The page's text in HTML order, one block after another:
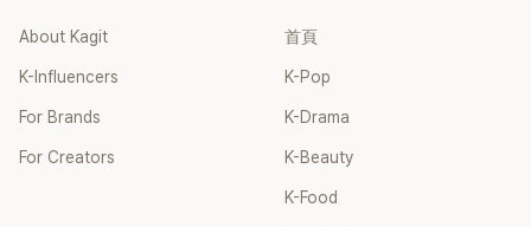
About Kagit
K-Influencers
For Brands
For Creators
首頁
K-Pop
K-Drama
K-Beauty
K-Food